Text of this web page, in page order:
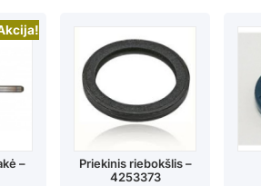
–
Priekinis riebokšlis –
4253373